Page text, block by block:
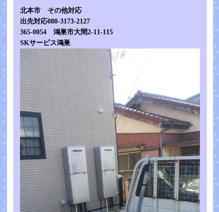
北本市 その他対応
出先対応080-3173-2127
365-0054 鴻巣市大間2-11-115
SKサービス鴻巣